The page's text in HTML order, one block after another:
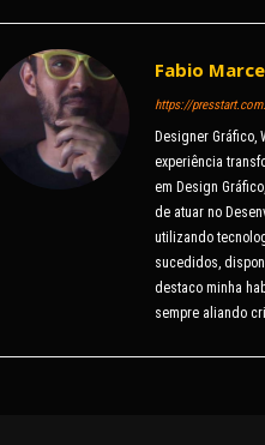
Fabio
https://
Designer Gráfico,
experiência
em Design
de atuar no
utilizando
sucedidos,
destaco minha
sempre aliando